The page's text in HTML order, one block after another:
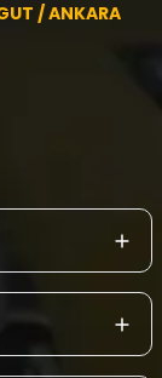
/ ANKARA